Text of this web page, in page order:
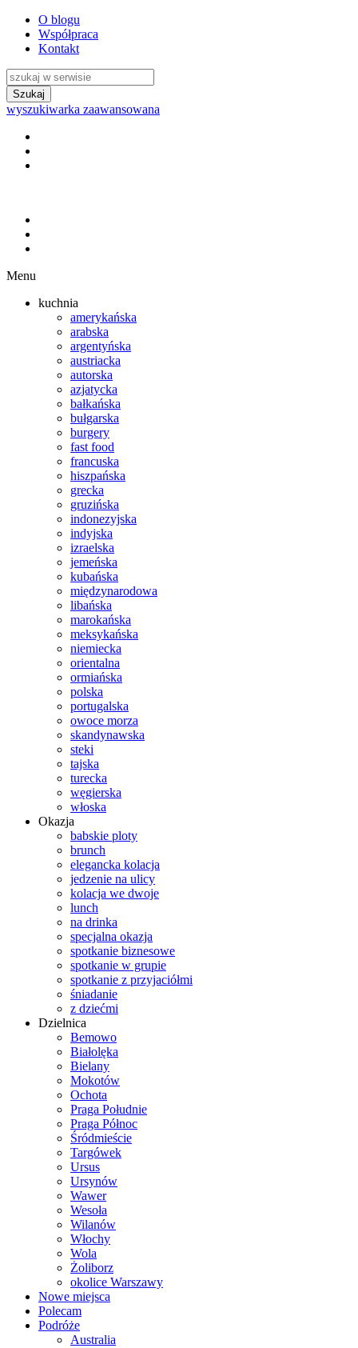
O blogu
Współpraca
Kontakt
wyszukiwarka zaawansowana
Menu
kuchnia
amerykańska
arabska
argentyńska
austriacka
autorska
azjatycka
bałkańska
bułgarska
burgery
fast food
francuska
hiszpańska
grecka
gruzińska
indonezyjska
indyjska
izraelska
jemeńska
kubańska
międzynarodowa
libańska
marokańska
meksykańska
niemiecka
orientalna
ormiańska
polska
portugalska
owoce morza
skandynawska
steki
tajska
turecka
węgierska
włoska
Okazja
babskie ploty
brunch
elegancka kolacja
jedzenie na ulicy
kolacja we dwoje
lunch
na drinka
specjalna okazja
spotkanie biznesowe
spotkanie w grupie
spotkanie z przyjaciółmi
śniadanie
z dziećmi
Dzielnica
Bemowo
Białolęka
Bielany
Mokotów
Ochota
Praga Południe
Praga Północ
Śródmieście
Targówek
Ursus
Ursynów
Wawer
Wesoła
Wilanów
Włochy
Wola
Żoliborz
okolice Warszawy
Nowe miejsca
Polecam
Podróże
Australia